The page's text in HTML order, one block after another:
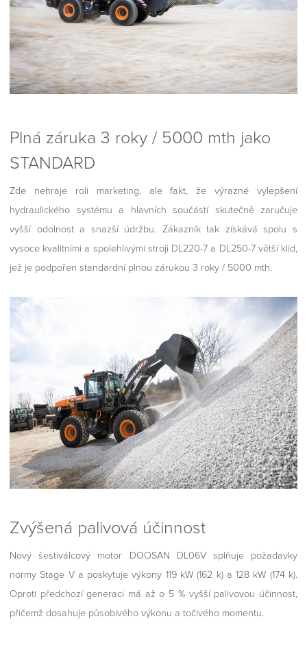
Plná záruka 3 roky / 5000 mth jako
STANDARD
Zde nehraje roli marketing, ale fakt, že výrazné vylepšení
hydraulického systému a hlavních součástí skutečně zaručuje
vyšší odolnost a snazší údržbu. Zákazník tak získává spolu s
vysoce kvalitními a spolehlivými stroji DL220-7 a DL250-7 větší klid,
jež je podpořen standardní plnou zárukou 3 roky / 5000 mth.
Zvýšená palivová účinnost
Nový šestiválcový motor DOOSAN DL06V splňuje požadavky
normy Stage V a poskytuje výkony 119 kW (162 k) a 128 kW (174 k).
Oproti předchozí generaci má až o 5 % vyšší palivovou účinnost,
přičemž dosahuje působivého výkonu a točivého momentu.